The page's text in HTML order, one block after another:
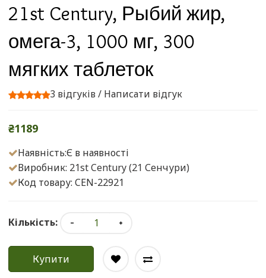
21st Century, Рыбий жир,
омега-3, 1000 мг, 300
мягких таблеток
3 відгуків/ Написати відгук
₴1189
Наявність:Є в наявності
Виробник: 21st Century (21 Сенчури)
Код товару: CEN-22921
Кількість:
Купити